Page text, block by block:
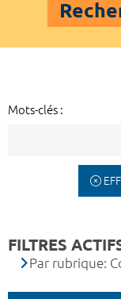
Mots-clés :
FILTRES
Par rubrique: